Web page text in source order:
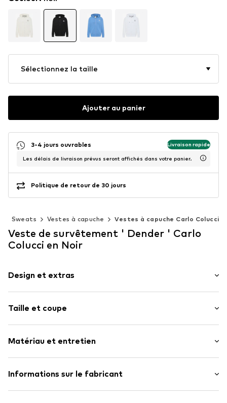
Sélectionnez la taille
Ajouter au panier
3-4 jours ouvrables Livraison rapide
Les délais de livraison prévus seront affichés dans votre panier.
Politique de retour de 30 jours
Sweats Vestes à capuche Vestes à capuche Carlo Colucci
Veste de survêtement ' Dender ' Carlo
Colucci en Noir
Design et extras
Molleton
À capuche
Numéro d'article. CC-C3823-20-XS
Taille et coupe
Coupe : Coupe normale
Matériau et entretien
Matériau supérieur : 100% Coton
Informations sur le fabricant